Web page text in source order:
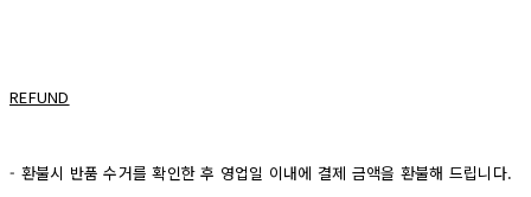
REFUND
- 환불시 반품 수거를 확인한 후 영업일 이내에 결제 금액을 환불해 드립니다.